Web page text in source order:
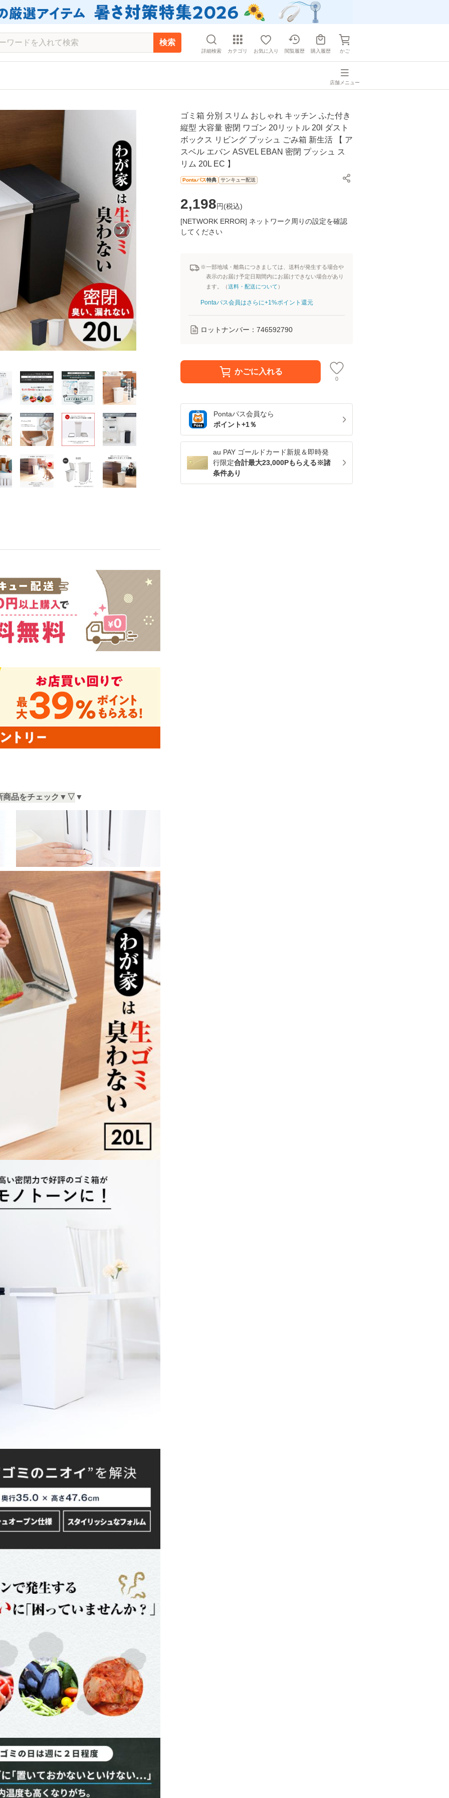
検索
詳細検索 カテゴリ お気に入り 閲覧履歴 購入履歴 かご
店舗メニュー
ゴミ箱 分別 スリム おしゃれ キッチン ふた付き
縦型 大容量 密閉 ワゴン 20リットル 20l ダスト
ボックス リビング プッシュ ごみ箱 新生活 【 ア
スベル エバン ASVEL EBAN 密閉 プッシュ ス
リム 20L EC 】
Pontaパス特典 サンキュー配送
2,198円(税込)
[NETWORK ERROR] ネットワーク周りの設定を確認
してください
※一部地域・離島につきましては、送料が発生する場合や
表示のお届け予定日期間内にお届けできない場合があり
ます。（送料・配送について ）
Pontaパス会員はさらに+1%ポイント還元
ロットナンバー： 746592790
かごに入れる
0
Pontaパス会員なら
ポイント+1％
au PAY ゴールドカード新規＆即時発
行限定合計最大23,000Pもらえる※諸
条件あり